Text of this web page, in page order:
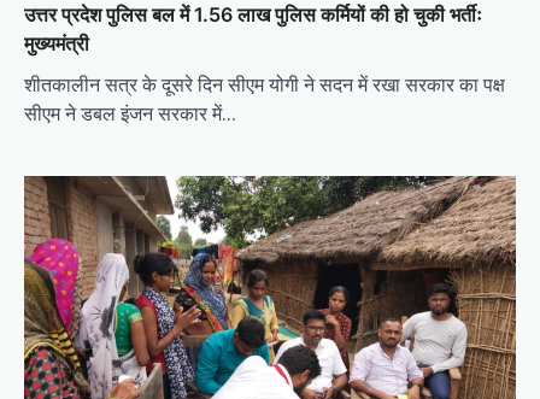
उत्तर प्रदेश पुलिस बल में 1.56 लाख पुलिस कर्मियों की हो चुकी भर्तीः
मुख्यमंत्री
शीतकालीन सत्र के दूसरे दिन सीएम योगी ने सदन में रखा सरकार का पक्ष
सीएम ने डबल इंजन सरकार में…